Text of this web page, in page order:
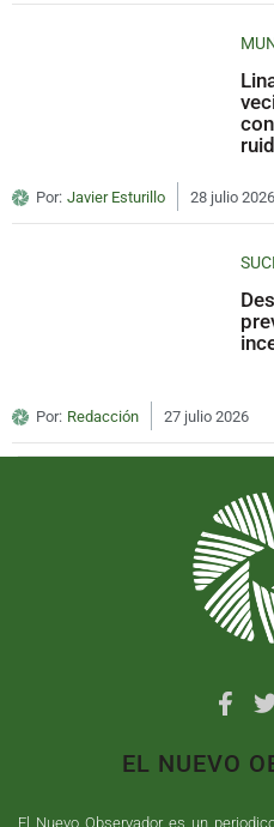
Por: Javier Esturillo 28 julio 2026
Por: Redacción 27 julio 2026
EL NUEVO
El Nuevo Observador es un